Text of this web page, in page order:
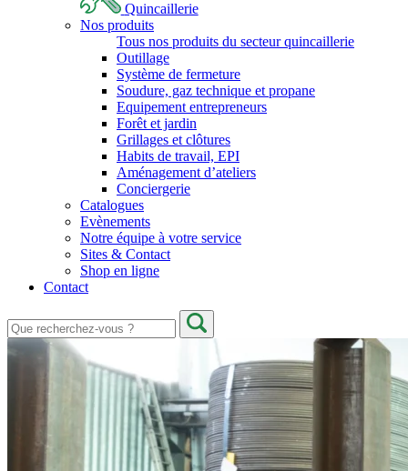
Quincaillerie
Nos produits
Tous nos produits du secteur quincaillerie
Outillage
Système de fermeture
Soudure, gaz technique et propane
Equipement entrepreneurs
Forêt et jardin
Grillages et clôtures
Habits de travail, EPI
Aménagement d’ateliers
Conciergerie
Catalogues
Evènements
Notre équipe à votre service
Sites & Contact
Shop en ligne
Contact